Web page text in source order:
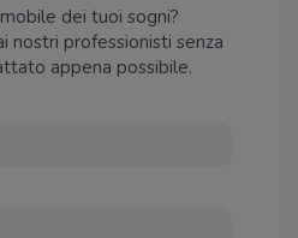
dei tuoi sogni?
nostri professionisti senza
appena possibile.